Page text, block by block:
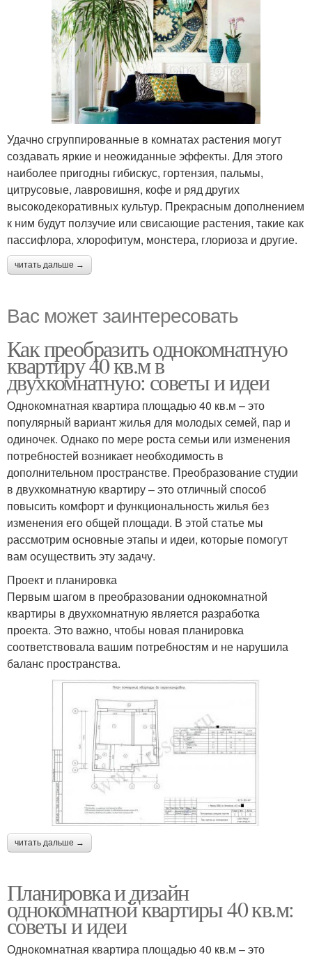
Удачно сгруппированные в комнатах растения могут
создавать яркие и неожиданные эффекты. Для этого
наиболее пригодны гибискус, гортензия, пальмы,
цитрусовые, лавровишня, кофе и ряд других
высокодекоративных культур. Прекрасным дополнением
к ним будут ползучие или свисающие растения, такие как
пассифлора, хлорофитум, монстера, глориоза и другие.
читать дальше →
Вас может заинтересовать
Как преобразить однокомнатную
квартиру 40 кв.м в
двухкомнатную: советы и идеи
Однокомнатная квартира площадью 40 кв.м – это
популярный вариант жилья для молодых семей, пар и
одиночек. Однако по мере роста семьи или изменения
потребностей возникает необходимость в
дополнительном пространстве. Преобразование студии
в двухкомнатную квартиру – это отличный способ
повысить комфорт и функциональность жилья без
изменения его общей площади. В этой статье мы
рассмотрим основные этапы и идеи, которые помогут
вам осуществить эту задачу.
Проект и планировка
Первым шагом в преобразовании однокомнатной
квартиры в двухкомнатную является разработка
проекта. Это важно, чтобы новая планировка
соответствовала вашим потребностям и не нарушила
баланс пространства.
читать дальше →
Планировка и дизайн
однокомнатной квартиры 40 кв.м:
советы и идеи
Однокомнатная квартира площадью 40 кв.м – это